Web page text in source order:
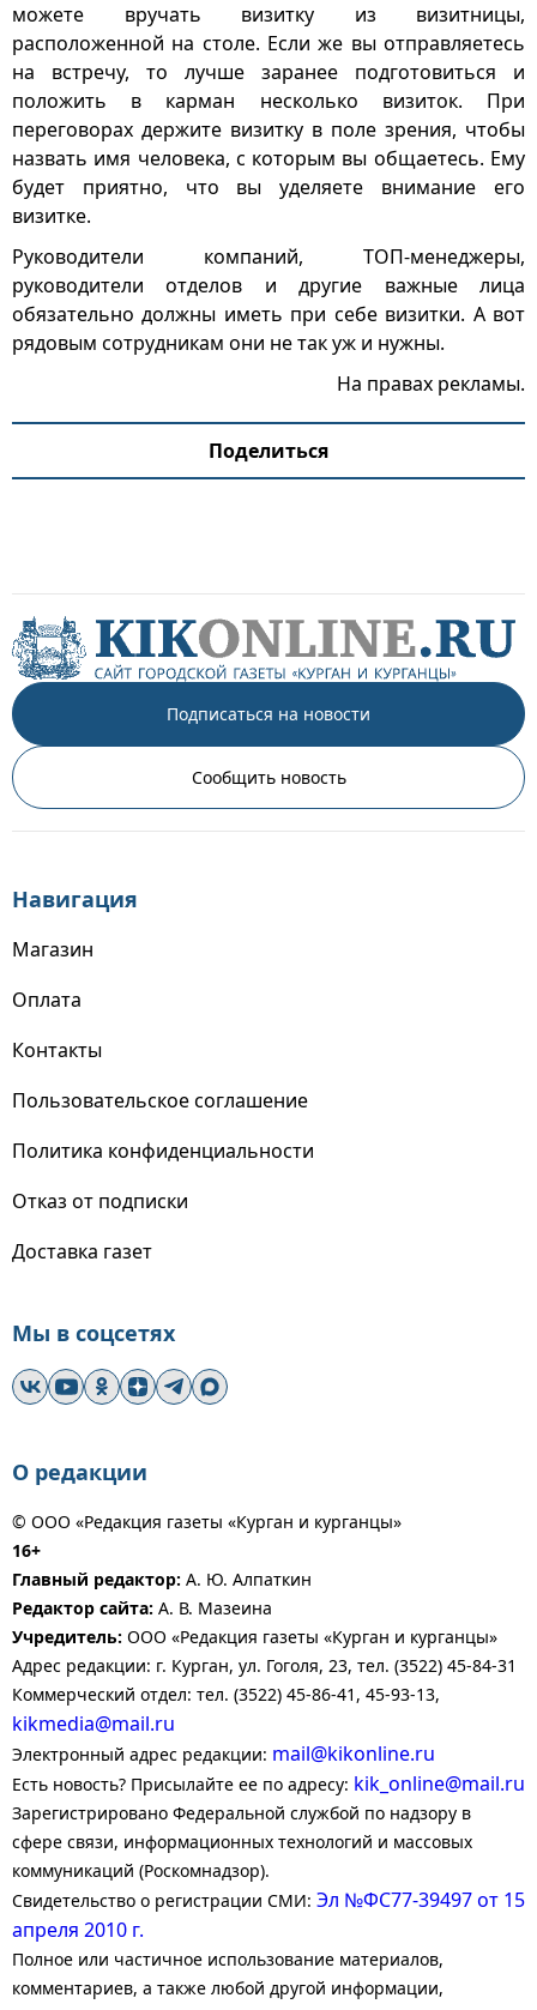
можете вручать визитку из визитницы,
расположенной на столе. Если же вы отправляетесь
на встречу, то лучше заранее подготовиться и
положить в карман несколько визиток. При
переговорах держите визитку в поле зрения, чтобы
назвать имя человека, с которым вы общаетесь. Ему
будет приятно, что вы уделяете внимание его
визитке.
Руководители компаний, ТОП-менеджеры,
руководители отделов и другие важные лица
обязательно должны иметь при себе визитки. А вот
рядовым сотрудникам они не так уж и нужны.
На правах рекламы.
Поделиться
Подписаться на новости
Сообщить новость
Навигация
Магазин
Оплата
Контакты
Пользовательское соглашение
Политика конфиденциальности
Отказ от подписки
Доставка газет
Мы в соцсетях
О редакции
© ООО «Редакция газеты «Курган и курганцы»
16+
Главный редактор: А. Ю. Алпаткин
Редактор сайта: А. В. Мазеина
Учредитель: ООО «Редакция газеты «Курган и курганцы»
Адрес редакции: г. Курган, ул. Гоголя, 23, тел. (3522) 45-84-31
Коммерческий отдел: тел. (3522) 45-86-41, 45-93-13,
kikmedia@mail.ru
Электронный адрес редакции: mail@kikonline.ru
Есть новость? Присылайте ее по адресу: kik_online@mail.ru
Зарегистрировано Федеральной службой по надзору в
сфере связи, информационных технологий и массовых
коммуникаций (Роскомнадзор).
Свидетельство о регистрации СМИ: Эл №ФС77-39497 от 15
апреля 2010 г.
Полное или частичное использование материалов,
комментариев, а также любой другой информации,